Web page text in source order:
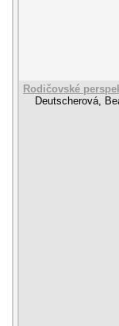
Rodičovské
Deutscherová,